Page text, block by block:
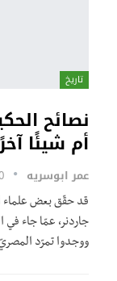
تاريخ
نصائح
أم شيئًا
عمر ابوسريه 30
قد حقّق بعض علماء
جاردنر، عمّا جاء في
ووجدوا تمرّد